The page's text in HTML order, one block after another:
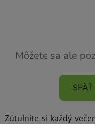
Môžete sa ale
Zútulnite si každý